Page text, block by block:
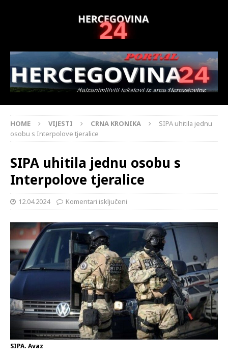
HOME VIJESTI CRNA KRONIKA
SIPA uhitila jednu
osobu s Interpolove tjeralice
SIPA uhitila jednu osobu s
Interpolove tjeralice
12.04.2024 Komentari isključeni
SIPA. Avaz